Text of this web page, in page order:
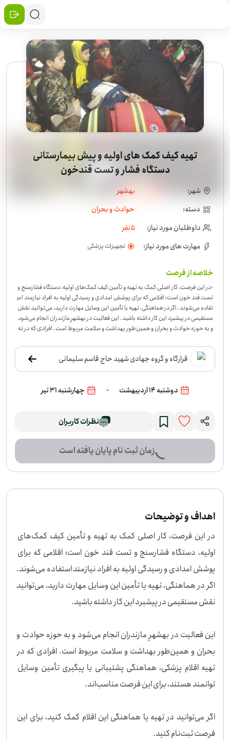
تهیه کیف کمک های اولیه و پیش بیمارستانی
دستگاه فشار و تست قندخون
شهر:
بهشهر
دسته:
حوادث و بحران
داوطلبان مورد نیاز:
5نفر
مهارت های مورد نیاز:
تجهیزات پزشکی
خلاصه از فرصت
-در این فرصت، کار اصلی کمک به تهیه و تأمین کیف کمک‌های اولیه، دستگاه فشارسنج و
تست قند خون است؛ اقلامی که برای پوشش امدادی و رسیدگی اولیه به افراد نیازمند اس
تفاده می‌شوند. اگر در هماهنگی، تهیه یا تأمین این وسایل مهارت دارید، می‌توانید نقش
مستقیمی در پیشبرد این کار داشته باشید. این فعالیت در بهشهرِ مازندران انجام می‌شود
و به حوزه حوادث و بحران و همین‌طور بهداشت و سلامت مربوط است. افرادی که در ته
صت مناسب‌اند. اگر می‌توانید در تهیه یا هماهنگی این اقلام کمک کنید، برای این فرصت
ثبت‌نام کنید.قرارگاه و گروه جهادی شهید حاج قاسم سلیمانی
دوشنبه 14 اردیبهشت - چهارشنبه 31 تیر
نظرات کاربران
زمان ثبت نام پایان یافته است
اهداف و توضیحات
در این فرصت، کار اصلی کمک به تهیه و تأمین کیف کمک‌های
اولیه، دستگاه فشارسنج و تست قند خون است؛ اقلامی که برای
پوشش امدادی و رسیدگی اولیه به افراد نیازمند استفاده می‌شوند.
اگر در هماهنگی، تهیه یا تأمین این وسایل مهارت دارید، می‌توانید
این فعالیت در بهشهرِ مازندران انجام می‌شود و به حوزه حوادث و
بحران و همین‌طور بهداشت و سلامت مربوط است. افرادی که در
تهیه اقلام پزشکی، هماهنگی پشتیبانی یا پیگیری تأمین وسایل
اگر می‌توانید در تهیه یا هماهنگی این اقلام کمک کنید، برای این
فرصت ثبت‌نام کنید.